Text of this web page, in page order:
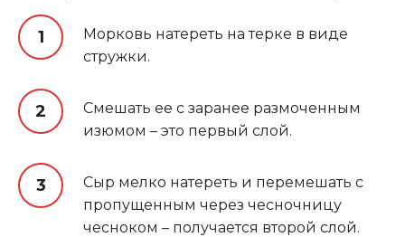
Морковь натереть на терке в виде
стружки.
Смешать ее с заранее размоченным
изюмом – это первый слой.
Сыр мелко натереть и перемешать с
пропущенным через чесночницу
чесноком – получается второй слой.